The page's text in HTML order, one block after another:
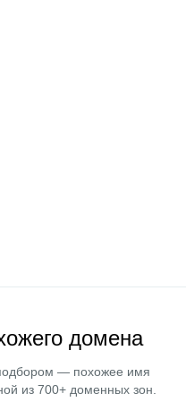
домена
— похожее имя
из 700+ доменных зон.